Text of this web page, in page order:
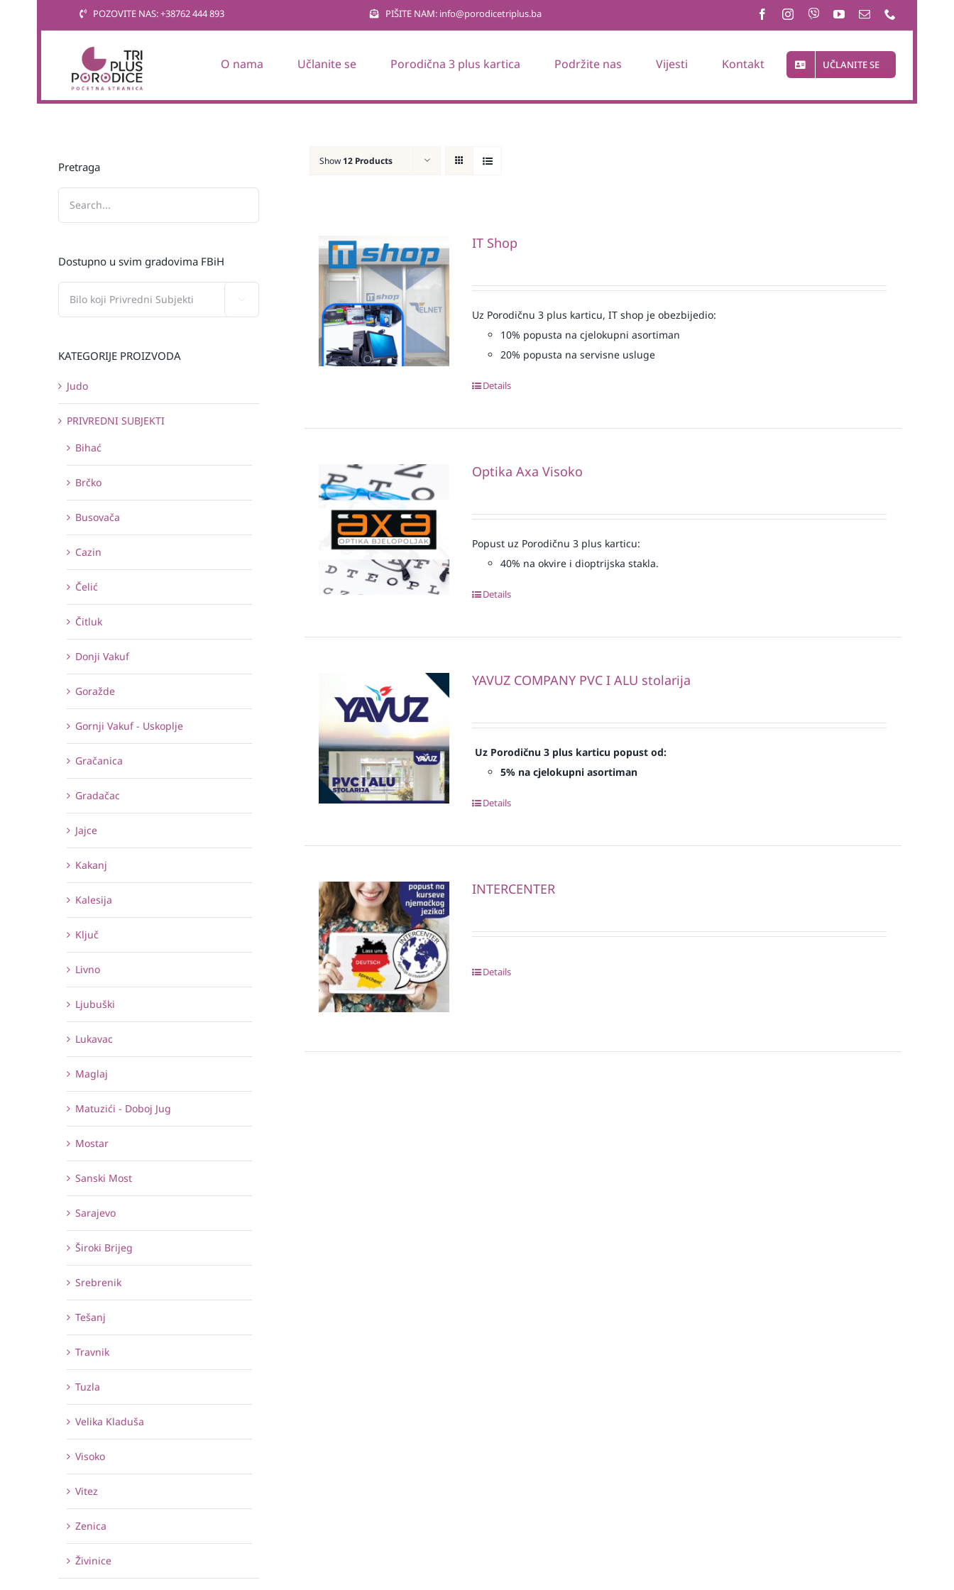
POZOVITE NAS: +38762 444 893 PIŠITE NAM: info@porodicetriplus.ba
O nama Učlanite se Porodična 3 plus kartica Podržite nas Vijesti Kontakt UČLANITE SE
Show 12 Products
IT Shop
Uz Porodičnu 3 plus karticu, IT shop je obezbijedio:
10% popusta na cjelokupni asortiman
20% popusta na servisne usluge
Details
Optika Axa Visoko
Popust uz Porodičnu 3 plus karticu:
40% na okvire i dioptrijska stakla.
Details
YAVUZ COMPANY PVC I ALU stolarija
Uz Porodičnu 3 plus karticu popust od:
5% na cjelokupni asortiman
Details
INTERCENTER
Details
Pretraga
Dostupno u svim gradovima FBiH
KATEGORIJE PROIZVODA
Judo
PRIVREDNI SUBJEKTI
Bihać
Brčko
Busovača
Cazin
Čelić
Čitluk
Donji Vakuf
Goražde
Gornji Vakuf - Uskoplje
Gračanica
Gradačac
Jajce
Kakanj
Kalesija
Ključ
Livno
Ljubuški
Lukavac
Maglaj
Matuzići - Doboj Jug
Mostar
Sanski Most
Sarajevo
Široki Brijeg
Srebrenik
Tešanj
Travnik
Tuzla
Velika Kladuša
Visoko
Vitez
Zenica
Živinice